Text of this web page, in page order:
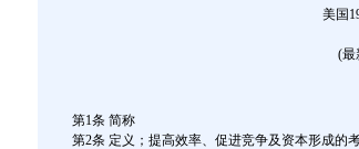
美国
(最
第1条 简称
第2条 定义；提高效率、促进竞争及资本形成的